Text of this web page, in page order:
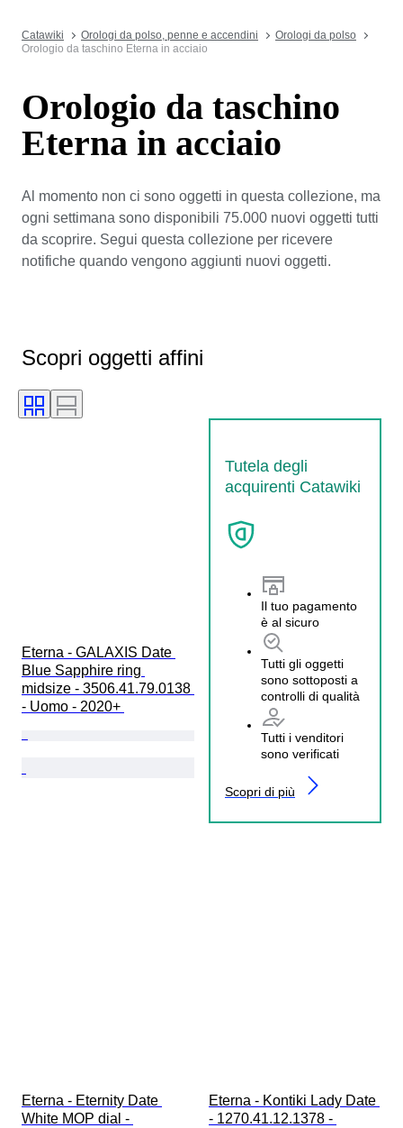
Catawiki Orologi da polso, penne e accendini
Orologi da polso
Orologio da taschino Eterna in acciaio
Orologio da taschino
Eterna in acciaio
Al momento non ci sono oggetti in questa collezione, ma
ogni settimana sono disponibili 75.000 nuovi oggetti tutti
da scoprire. Segui questa collezione per ricevere
notifiche quando vengono aggiunti nuovi oggetti.
Scopri oggetti affini
Tutela degli
acquirenti Catawiki
Il tuo pagamento
è al sicuro
Tutti gli oggetti
sono sottoposti a
controlli di qualità
Tutti i venditori
sono verificati
Scopri di più
Eterna - GALAXIS Date
Blue Sapphire ring
midsize - 3506.41.79.0138
- Uomo - 2020+
Eterna - Eternity Date
White MOP dial -
Eterna - Kontiki Lady Date
- 1270.41.12.1378 -